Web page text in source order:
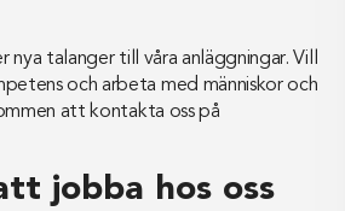
nya talanger till våra anläggningar. Vill
och arbeta med människor och
att kontakta oss på
jobba hos oss